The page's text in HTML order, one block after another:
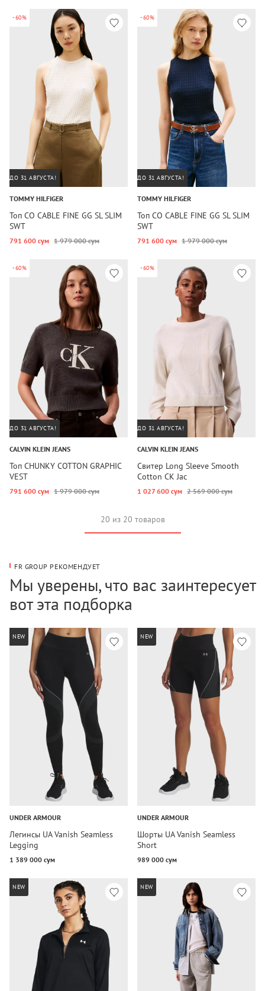
-60%
ДО 31 АВГУСТА!
TOMMY HILFIGER
Топ CO CABLE FINE GG SL SLIM
SWT
791 600 сум 1 979 000 сум
-60%
ДО 31 АВГУСТА!
TOMMY HILFIGER
Топ CO CABLE FINE GG SL SLIM
SWT
791 600 сум 1 979 000 сум
-60%
ДО 31 АВГУСТА!
CALVIN KLEIN JEANS
Топ CHUNKY COTTON GRAPHIC
VEST
791 600 сум 1 979 000 сум
-60%
ДО 31 АВГУСТА!
CALVIN KLEIN JEANS
Свитер Long Sleeve Smooth
Cotton CK Jac
1 027 600 сум 2 569 000 сум
20 из 20 товаров
FR GROUP РЕКОМЕНДУЕТ
Мы уверены, что вас заинтересует
вот эта подборка
NEW
UNDER ARMOUR
Легинсы UA Vanish Seamless
Legging
1 389 000 сум
NEW
UNDER ARMOUR
Шорты UA Vanish Seamless
Short
989 000 сум
NEW NEW